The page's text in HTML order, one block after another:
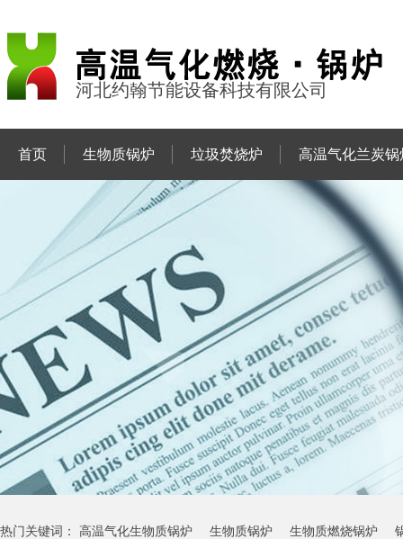
河北约翰节能设备科技有限公司
首页 生物质锅炉 垃圾焚烧炉 高温气化兰炭锅
热门关键词： 高温气化生物质锅炉 生物质锅炉 生物质燃烧锅炉